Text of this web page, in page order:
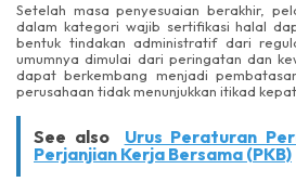
Setelah masa penyesuaian berakhir,
dalam kategori wajib sertifikasi halal
bentuk tindakan administratif dari
umumnya dimulai dari peringatan dan
dapat berkembang menjadi
perusahaan tidak menunjukkan itikad
See also
Urus Peraturan
Perjanjian Kerja Bersama (PKB)